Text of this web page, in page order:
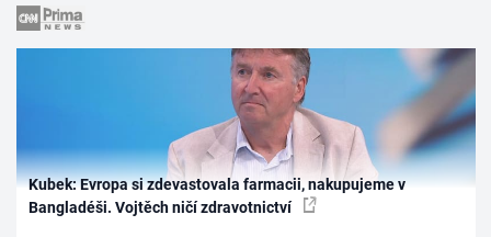
Kubek: Evropa si zdevastovala farmacii, nakupujeme v
Bangladéši. Vojtěch ničí zdravotnictví